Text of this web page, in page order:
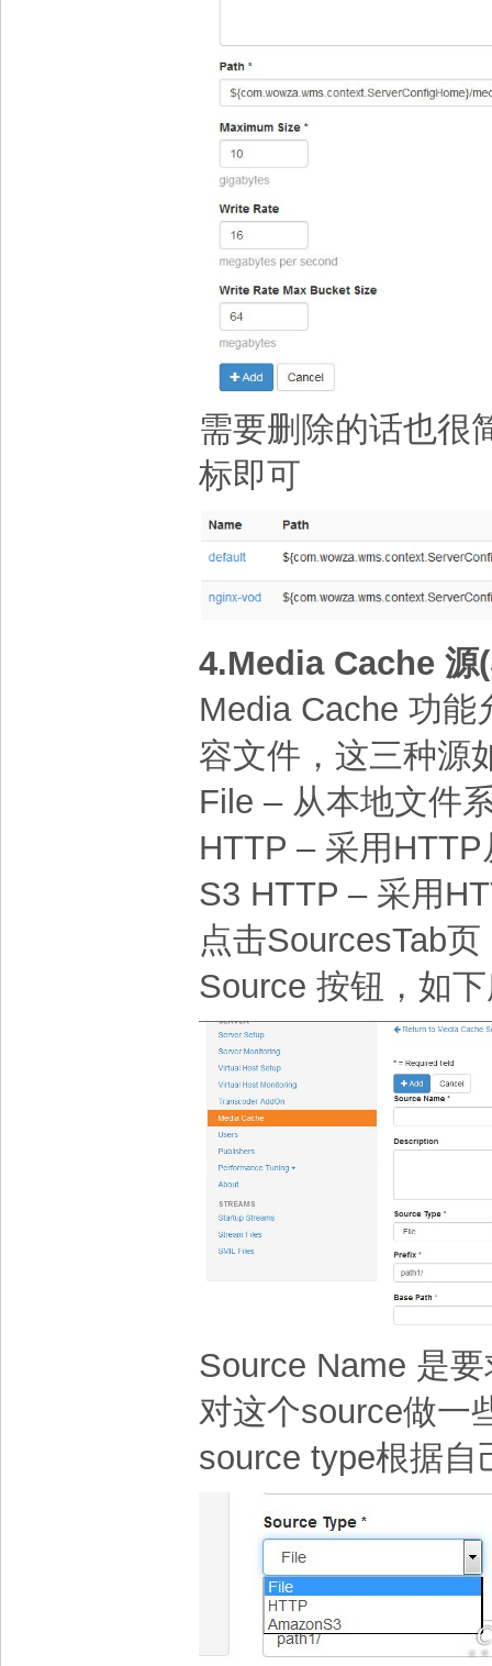
需要删除的话也很
标即可
4.Media Cache 源
Media Cache 功能
容文件，这三种源
File – 从本地文件
HTTP – 采用
S3 HTTP – 采用
点击SourcesTab
Source 按钮，如
Source Name 是
对这个source做一
source type根据自